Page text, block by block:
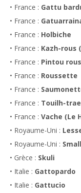
• France : Gattu
• France :
• France : Holbiche
• France : Kazh-rous
• France : Pintou
• France : Roussette
• France :
• France : Touilh-
• France : Vache (Le
• Royaume-Uni :
• Royaume-Uni :
• Grèce : Skuli
• Italie : Gattopardo
• Italie : Gattucio